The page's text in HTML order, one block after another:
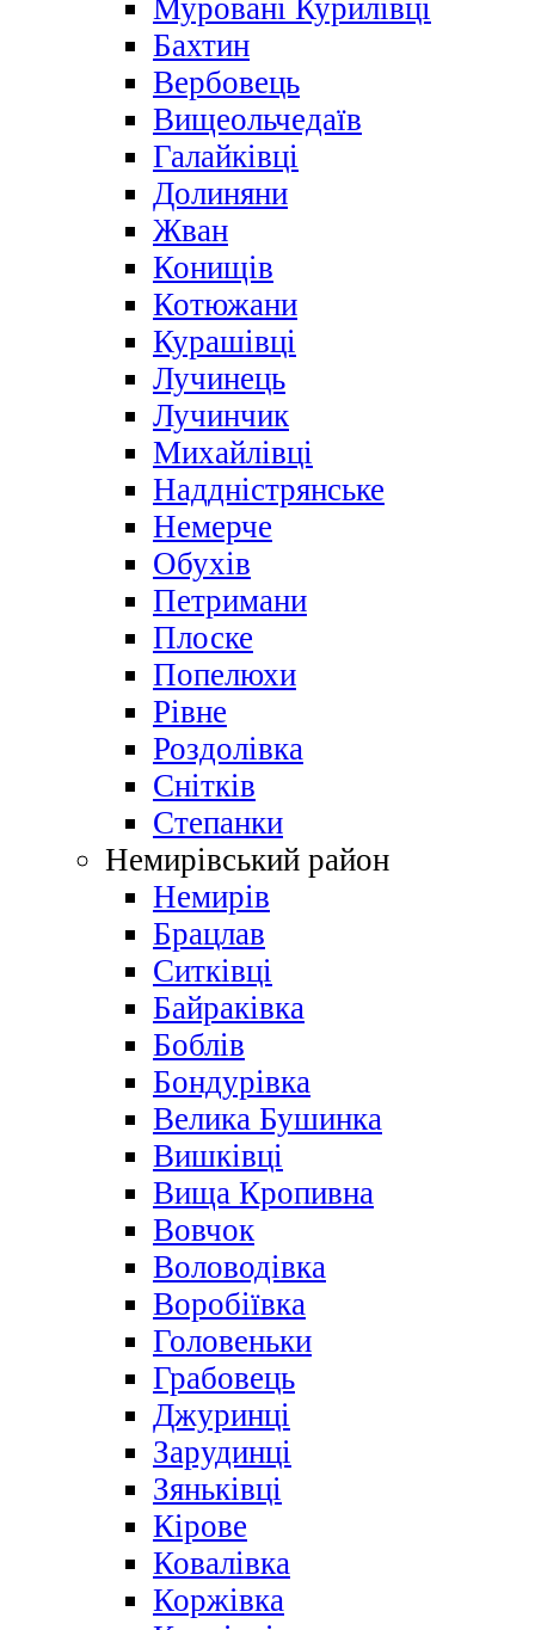
Муровані Курилівці
Бахтин
Вербовець
Вищеольчедаїв
Галайківці
Долиняни
Жван
Конищів
Котюжани
Курашівці
Лучинець
Лучинчик
Михайлівці
Наддністрянське
Немерче
Обухів
Петримани
Плоске
Попелюхи
Рівне
Роздолівка
Снітків
Степанки
Немирівський район
Немирів
Брацлав
Ситківці
Байраківка
Боблів
Бондурівка
Велика Бушинка
Вишківці
Вища Кропивна
Вовчок
Воловодівка
Воробіївка
Головеньки
Грабовець
Джуринці
Зарудинці
Зяньківці
Кірове
Ковалівка
Коржівка